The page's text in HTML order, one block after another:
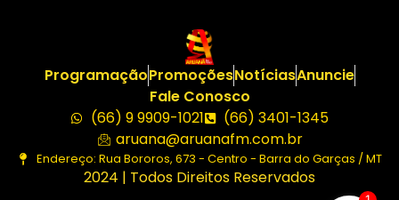
ProgramaçãoPromoçõesNotíciasAnuncie
Fale Conosco
(66) 9 9909-1021
(66) 3401-1345
aruana@aruanafm.com.br
Endereço: Rua Bororos, 673 - Centro - Barra do Garças / MT
2024 | Todos Direitos Reservados